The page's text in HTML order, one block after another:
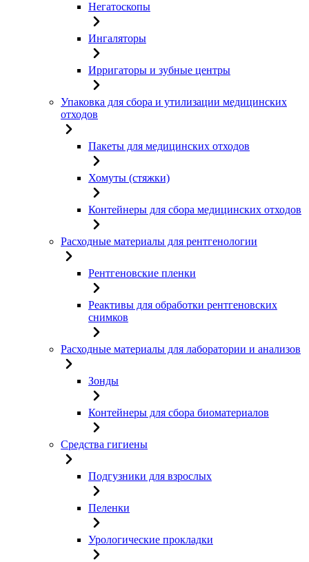
Негатоскопы
Ингаляторы
Ирригаторы и зубные центры
Упаковка для сбора и утилизации медицинских
отходов
Пакеты для медицинских отходов
Хомуты (стяжки)
Контейнеры для сбора медицинских отходов
Расходные материалы для рентгенологии
Рентгеновские пленки
Реактивы для обработки рентгеновских
снимков
Расходные материалы для лаборатории и анализов
Зонды
Контейнеры для сбора биоматериалов
Средства гигиены
Подгузники для взрослых
Пеленки
Урологические прокладки